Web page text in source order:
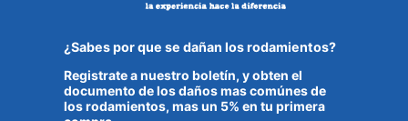
¿Sabes por que se dañan los rodamientos?
Registrate a nuestro boletín, y obten el
documento de los daños mas comúnes de
los rodamientos, mas un 5% en tu primera